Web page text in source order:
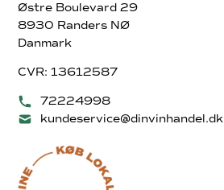
Østre Boulevard 29
8930 Randers NØ
Danmark
CVR: 13612587
72224998
kundeservice@dinvinhandel.dk